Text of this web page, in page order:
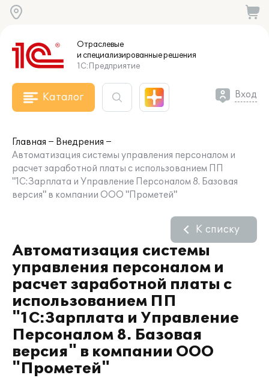
Отраслевые
и специализированныерешения
1С:Предприятие
Каталог Вход
Главная
Внедрения
Автоматизация системы управления персоналом и
расчет заработной платы с использованием ПП
"1С:Зарплата и Управление Персоналом 8. Базовая
версия" в компании ООО "Прометей"
Автоматизация системы
управления персоналом и
расчет заработной платы с
использованием ПП
"1С:Зарплата и Управление
Персоналом 8. Базовая
версия" в компании ООО
"Прометей"
К списку